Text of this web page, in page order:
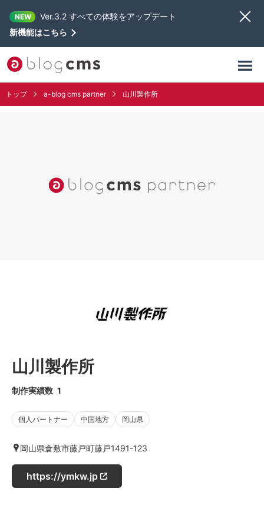
NEW
Ver.3.2 すべての体験をアップデート
新機能はこちら
トップ a-blog cms partner 山川製作所
山川製作所
制作実績数 1
個人パートナー 中国地方 岡山県
岡山県倉敷市藤戸町藤戸1491-123
https://ymkw.jp